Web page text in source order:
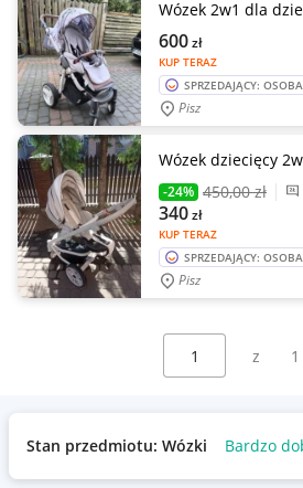
Wózek 2w1 dla
KUP TERAZ
600zł
SPRZEDAJĄCY:
Pisz
Wózek dziecięcy
-24% 450,00 zł
KUP TERAZ
340zł
SPRZEDAJĄCY:
Pisz
Wybierz stronę:
z 1
Stan przedmiotu: Wózki Bardzo